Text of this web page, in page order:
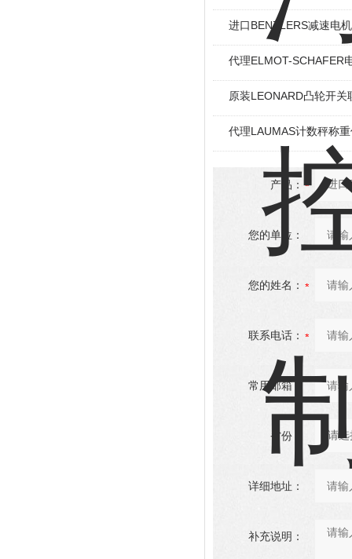
进口BENZLERS减速电
代理ELMOT-SCHAFER
原装LEONARD凸轮开关
代理LAUMAS计数秤称
产品：
您的单位：
您的姓名：
联系电话：
常用邮箱：
省份：
详细地址：
补充说明：